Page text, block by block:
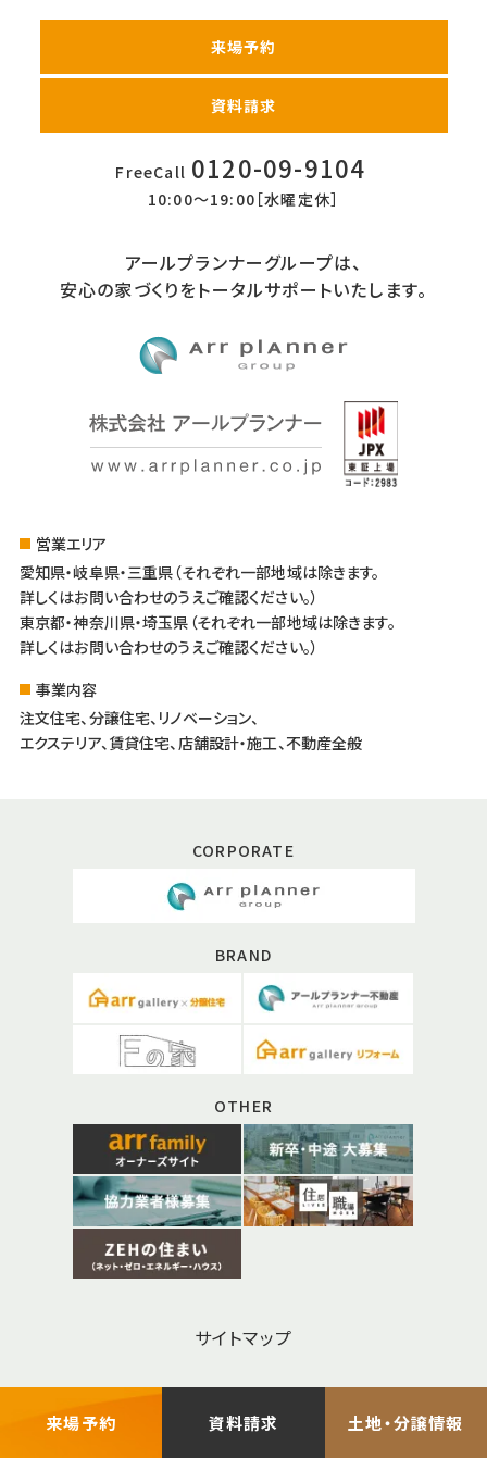
来場予約
資料請求
FreeCall 0120-09-9104
10:00〜19:00［水曜定休］
アールプランナーグループは、
安心の家づくりをトータルサポートいたします。
営業エリア
愛知県・岐阜県・三重県（それぞれ一部地域は除きます。
詳しくはお問い合わせのうえご確認ください。）
東京都・神奈川県・埼玉県（それぞれ一部地域は除きます。
詳しくはお問い合わせのうえご確認ください。）
事業内容
注文住宅、分譲住宅、リノベーション、
エクステリア、賃貸住宅、店舗設計・施工、不動産全般
CORPORATE
BRAND
OTHER
サイトマップ
来場予約 資料請求 土地・分譲情報